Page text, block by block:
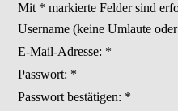
Mit * markierte Felder sind
Username (keine Umlaute
E-Mail-Adresse: *
Passwort: *
Passwort bestätigen: *